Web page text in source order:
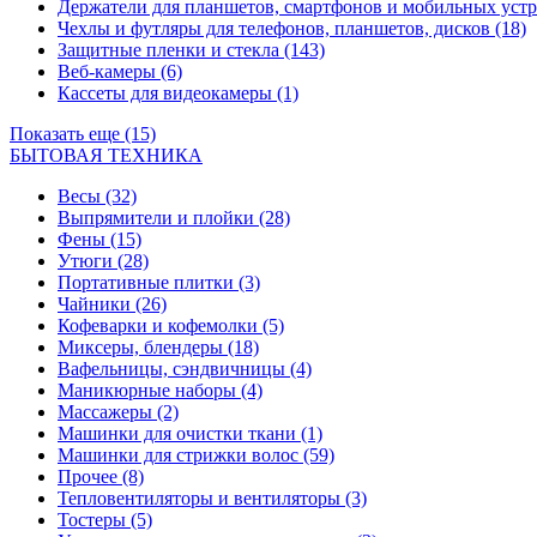
Держатели для планшетов, смартфонов и мобильных
Чехлы и футляры для телефонов, планшетов, дисков (18)
Защитные пленки и стекла (143)
Веб-камеры (6)
Кассеты для видеокамеры (1)
Показать еще (15)
БЫТОВАЯ ТЕХНИКА
Весы (32)
Выпрямители и плойки (28)
Фены (15)
Утюги (28)
Портативные плитки (3)
Чайники (26)
Кофеварки и кофемолки (5)
Миксеры, блендеры (18)
Вафельницы, сэндвичницы (4)
Маникюрные наборы (4)
Массажеры (2)
Машинки для очистки ткани (1)
Машинки для стрижки волос (59)
Прочее (8)
Тепловентиляторы и вентиляторы (3)
Тостеры (5)